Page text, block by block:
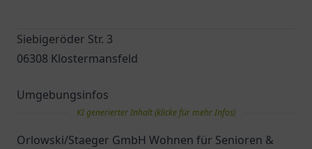
Siebigeröder Str. 3
06308 Klostermansfeld
Umgebungsinfos
KI generierter Inhalt (klicke für mehr Infos)
Orlowski/Staeger GmbH Wohnen für Senioren &